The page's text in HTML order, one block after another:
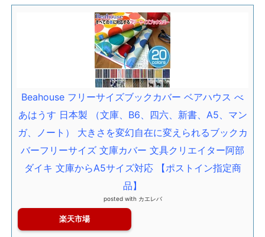
Beahouse フリーサイズブックカバー ベアハウス べ
あはうす 日本製 （文庫、B6、四六、新書、A5、マン
ガ、ノート） 大きさを変幻自在に変えられるブックカ
バーフリーサイズ 文庫カバー 文具クリエイター阿部
ダイキ 文庫からA5サイズ対応 【ポストイン指定商
品】
posted with カエレバ
楽天市場